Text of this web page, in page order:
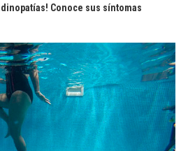
Conoce sus síntomas